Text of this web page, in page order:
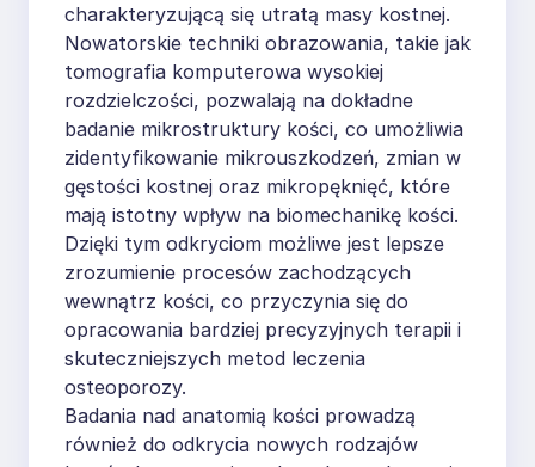
charakteryzującą się utratą masy kostnej.
Nowatorskie techniki obrazowania, takie jak
tomografia komputerowa wysokiej
rozdzielczości, pozwalają na dokładne
badanie mikrostruktury kości, co umożliwia
zidentyfikowanie mikrouszkodzeń, zmian w
gęstości kostnej oraz mikropęknięć, które
mają istotny wpływ na biomechanikę kości.
Dzięki tym odkryciom możliwe jest lepsze
zrozumienie procesów zachodzących
wewnątrz kości, co przyczynia się do
opracowania bardziej precyzyjnych terapii i
skuteczniejszych metod leczenia
osteoporozy.
Badania nad anatomią kości prowadzą
również do odkrycia nowych rodzajów